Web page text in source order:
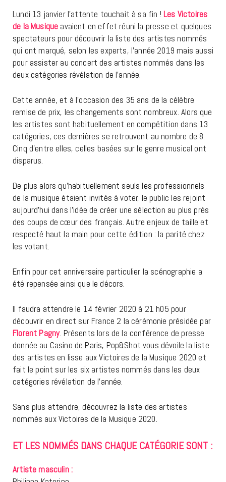
Lundi 13 janvier l’attente touchait à sa fin ! Les Victoires
de la Musique avaient en effet réuni la presse et quelques
spectateurs pour découvrir la liste des artistes nommés
qui ont marqué, selon les experts, l’année 2019 mais aussi
pour assister au concert des artistes nommés dans les
deux catégories révélation de l’année.
Cette année, et à l’occasion des 35 ans de la célèbre
remise de prix, les changements sont nombreux. Alors que
les artistes sont habituellement en compétition dans 13
catégories, ces dernières se retrouvent au nombre de 8.
Cinq d’entre elles, celles basées sur le genre musical ont
disparus.
De plus alors qu’habituellement seuls les professionnels
de la musique étaient invités à voter, le public les rejoint
aujourd’hui dans l’idée de créer une sélection au plus près
des coups de cœur des français. Autre enjeux de taille et
respecté haut la main pour cette édition : la parité chez
les votant.
Enfin pour cet anniversaire particulier la scénographie a
été repensée ainsi que le décors.
Il faudra attendre le 14 février 2020 à 21 h05 pour
découvrir en direct sur France 2 la cérémonie présidée par
Florent Pagny. Présents lors de la conférence de presse
donnée au Casino de Paris, Pop&Shot vous dévoile la liste
des artistes en lisse aux Victoires de la Musique 2020 et
fait le point sur les six artistes nommés dans les deux
catégories révélation de l’année.
Sans plus attendre, découvrez la liste des artistes
nommés aux Victoires de la Musique 2020.
ET LES NOMMÉS DANS CHAQUE CATÉGORIE SONT :
Artiste masculin :